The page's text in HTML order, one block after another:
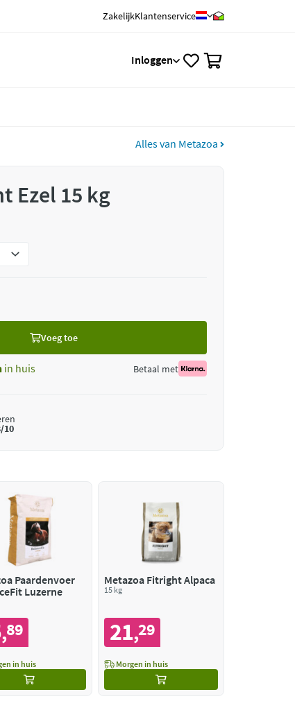
ZakelijkKlantenservice
Inloggen
Alles van Metazoa
Ezel 15 kg
Voeg toe
in huis Betaal met
10
Paardenvoer
Luzerne
,89
in huis
Metazoa Fitright Alpaca
15 kg
21,29
Morgen in huis